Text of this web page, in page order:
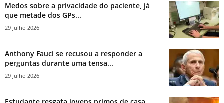
Medos sobre a privacidade do paciente, já
que metade dos GPs...
29 Julho 2026
Anthony Fauci se recusou a responder a
perguntas durante uma tensa...
29 Julho 2026